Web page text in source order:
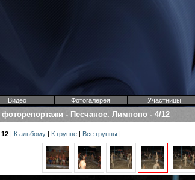
Видео Фотогалерея Участницы
фоторепортажи - Песчаное. Лимпопо - 4/12
| К альбому | К группе | Все группы |